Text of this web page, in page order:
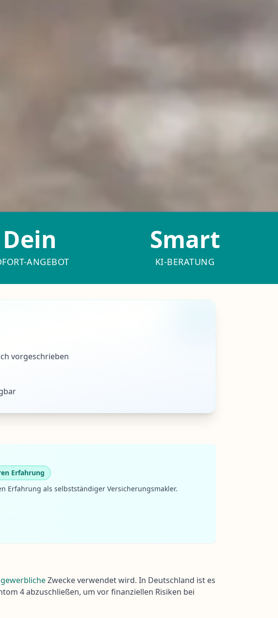
Dein
ANGEBOT
Smart
KI-BERATUNG
vorgeschrieben
Erfahrung
Erfahrung als selbstständiger Versicherungsmakler.
gewerblicheZwecke verwendet wird. In Deutschland ist es
4 abzuschließen, um vor finanziellen Risiken bei